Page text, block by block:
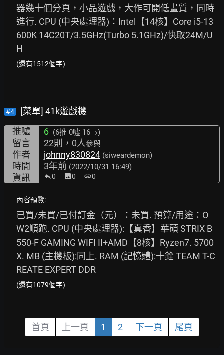
器幾十個分頁，小品遊戲，大作可開低畫質，同時
進行. CPU (中央處理器)：Intel【14核】Core i5-13
600K 14C20T/3.5GHz(Turbo 5.1GHz)/快取24M/U
H
(還有1512個字)
#4
[菜單] 41k遊戲機
推噓
6 (6推 0噓 16→)
留言 22則，0人參與
作者 johnny830824 (siweardemon)
時間 3年前 (2022/10/31 16:49)
資訊 0 image0 link0
內容預覽:
已買/未買/已付訂金（元）：未買. 預算/用途：O
W2順跑. CPU (中央處理器):【真香】華碩 STRIX B
550-F GAMING WIFI II+AMD【8核】Ryzen7. 5700
X. MB (主機板):同上. RAM (記憶體):十銓 TEAM T-C
REATE EXPERT DDR
(還有1079個字)
首頁 上一頁 1 2 下一頁 尾頁